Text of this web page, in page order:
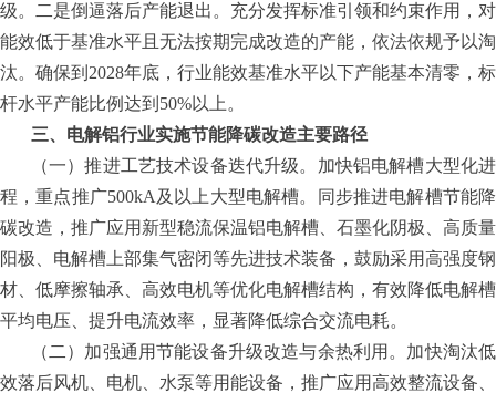
级。二是倒逼落后产能退出。充分发挥标准引领和约束作用，对
能效低于基准水平且无法按期完成改造的产能，依法依规予以淘
汰。确保到 2028年底，行业能效基准水平以下产能基本清零，标
杆水平产能比例达到 50%以上。
三、电解铝行业实施节能降碳改造主要路径
（一）推进工艺技术设备迭代升级。加快铝电解槽大型化进
程，重点推广500kA 及以上大型电解槽。同步推进电解槽节能降
碳改造，推广应用新型稳流保温铝电解槽、石墨化阴极、高质量
阳极、电解槽上部集气密闭等先进技术装备，鼓励采用高强度钢
材、低摩擦轴承、高效电机等优化电解槽结构，有效降低电解槽
平均电压、提升电流效率，显著降低综合交流电耗。
（二）加强通用节能设备升级改造与余热利用。加快淘汰低
效落后风机、电机、水泵等用能设备，推广应用高效整流设备、